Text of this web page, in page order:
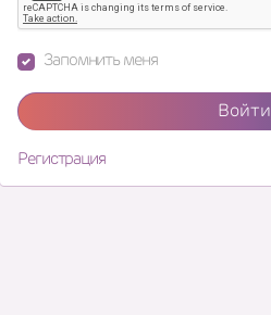
Запомнить меня
Войти
Регистрация